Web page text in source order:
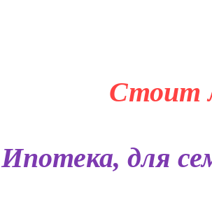
Стоит
Ипотека, для